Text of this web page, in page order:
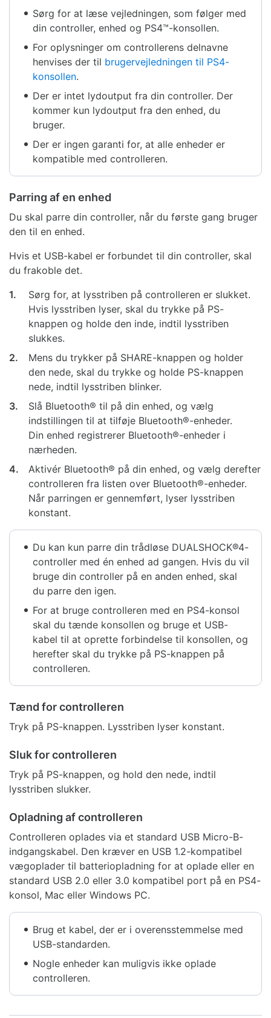
Sørg for at læse vejledningen, som følger med
din controller, enhed og PS4™-konsollen.
For oplysninger om controllerens delnavne
henvises der til brugervejledningen til PS4-
konsollen.
Der er intet lydoutput fra din controller. Der
kommer kun lydoutput fra den enhed, du
bruger.
Der er ingen garanti for, at alle enheder er
kompatible med controlleren.
Parring af en enhed
Du skal parre din controller, når du første gang bruger
den til en enhed.
Hvis et USB-kabel er forbundet til din controller, skal
du frakoble det.
1.
Sørg for, at lysstriben på controlleren er slukket.
Hvis lysstriben lyser, skal du trykke på PS-
knappen og holde den inde, indtil lysstriben
slukkes.
2.
Mens du trykker på SHARE-knappen og holder
den nede, skal du trykke og holde PS-knappen
nede, indtil lysstriben blinker.
3.
Slå Bluetooth® til på din enhed, og vælg
indstillingen til at tilføje Bluetooth®-enheder.
Din enhed registrerer Bluetooth®-enheder i
nærheden.
4.
Aktivér Bluetooth® på din enhed, og vælg derefter
controlleren fra listen over Bluetooth®-enheder.
Når parringen er gennemført, lyser lysstriben
konstant.
Du kan kun parre din trådløse DUALSHOCK®4-
controller med én enhed ad gangen. Hvis du vil
bruge din controller på en anden enhed, skal
du parre den igen.
For at bruge controlleren med en PS4-konsol
skal du tænde konsollen og bruge et USB-
kabel til at oprette forbindelse til konsollen, og
herefter skal du trykke på PS-knappen på
controlleren.
Tænd for controlleren
Tryk på PS-knappen. Lysstriben lyser konstant.
Sluk for controlleren
Tryk på PS-knappen, og hold den nede, indtil
lysstriben slukker.
Opladning af controlleren
Controlleren oplades via et standard USB Micro-B-
indgangskabel. Den kræver en USB 1.2-kompatibel
vægoplader til batteriopladning for at oplade eller en
standard USB 2.0 eller 3.0 kompatibel port på en PS4-
konsol, Mac eller Windows PC.
Brug et kabel, der er i overensstemmelse med
USB-standarden.
Nogle enheder kan muligvis ikke oplade
controlleren.